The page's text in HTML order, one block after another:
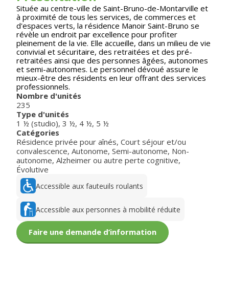
Située au centre-ville de Saint-Bruno-de-Montarville et
à proximité de tous les services, de commerces et
d'espaces verts, la résidence Manoir Saint-Bruno se
révèle un endroit par excellence pour profiter
pleinement de la vie. Elle accueille, dans un milieu de vie
convivial et sécuritaire, des retraitées et des pré-
retraitées ainsi que des personnes âgées, autonomes
et semi-autonomes. Le personnel dévoué assure le
mieux-être des résidents en leur offrant des services
professionnels.
Nombre d'unités
235
Type d'unités
1 ½ (studio), 3 ½, 4 ½, 5 ½
Catégories
Résidence privée pour aînés, Court séjour et/ou
convalescence, Autonome, Semi-autonome, Non-
autonome, Alzheimer ou autre perte cognitive,
Évolutive
Accessible aux fauteuils roulants
Accessible aux personnes à mobilité réduite
Faire une demande d’information